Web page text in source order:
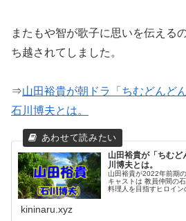
またもや智が歌子に思いを伝える
ち越されてしました。
⇒山田裕貴が朝ドラ「ちむどんど
石川博夫とは。
山田裕貴が「ちむ
川博夫とは。
山田裕貴が2022年前期
キャストは 教員仲間の
料理人を目指すヒロイン
kininaru.xyz